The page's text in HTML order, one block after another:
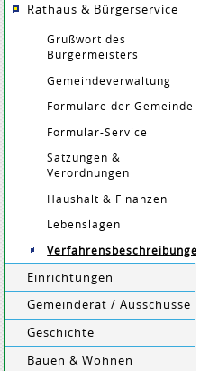
Rathaus & Bürgerservice
Grußwort des
Bürgermeisters
Gemeindeverwaltung
Formulare der Gemeinde
Formular-Service
Satzungen &
Verordnungen
Haushalt & Finanzen
Lebenslagen
Verfahrensbeschreibungen
Einrichtungen
Gemeinderat / Ausschüsse
Geschichte
Bauen & Wohnen